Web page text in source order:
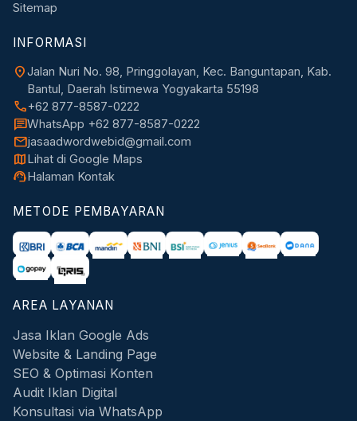
Sitemap
INFORMASI
location_onJalan Nuri No. 98, Pringgolayan, Kec. Banguntapan, Kab.
Bantul, Daerah Istimewa Yogyakarta 55198
call+62 877-8587-0222
chatWhatsApp +62 877-8587-0222
mailjasaadwordwebid@gmail.com
mapLihat di Google Maps
support_agentHalaman Kontak
METODE PEMBAYARAN
AREA LAYANAN
Jasa Iklan Google Ads
Website & Landing Page
SEO & Optimasi Konten
Audit Iklan Digital
Konsultasi via WhatsApp